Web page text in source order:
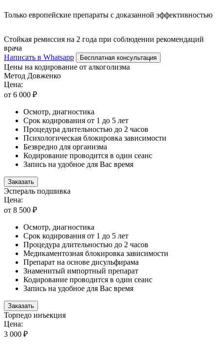
Только европейские препараты с доказанной эффективностью
Стойкая ремиссия на 2 года при соблюдении рекомендаций
врача
Написать в Whatsapp
Бесплатная консультация
Цены на кодирование от алкоголизма
Метод Довженко
Цена:
от 6 000 ₽
Осмотр, диагностика
Срок кодирования от 1 до 5 лет
Процедура длительностью до 2 часов
Психологическая блокировка зависимости
Безвредно для организма
Кодирование проводится в один сеанс
Запись на удобное для Вас время
Заказать
Эспераль подшивка
Цена:
от 8 500 ₽
Осмотр, диагностика
Срок кодирования от 1 до 5 лет
Процедура длительностью до 2 часов
Медикаментозная блокировка зависимости
Препарат на основе дисульфирама
Знаменитый импортный препарат
Кодирование проводится в один сеанс
Запись на удобное для Вас время
Заказать
Торпедо инъекция
Цена:
3 000 ₽